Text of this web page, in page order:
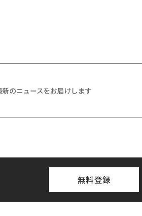
のニュースをお届けします
無料登録